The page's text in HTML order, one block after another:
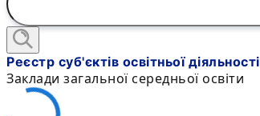
Реєстр суб'єктів освітньої діяльності
Заклади загальної середньої освіти